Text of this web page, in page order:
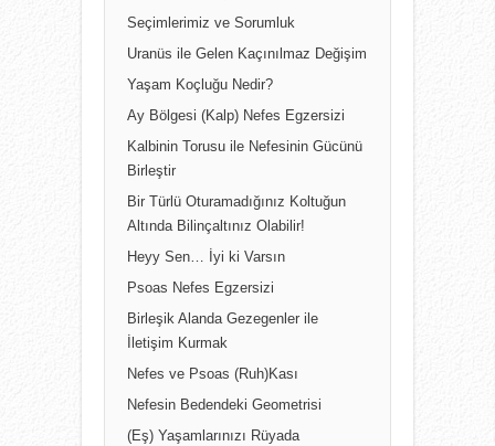
Seçimlerimiz ve Sorumluk
Uranüs ile Gelen Kaçınılmaz Değişim
Yaşam Koçluğu Nedir?
Ay Bölgesi (Kalp) Nefes Egzersizi
Kalbinin Torusu ile Nefesinin Gücünü
Birleştir
Bir Türlü Oturamadığınız Koltuğun
Altında Bilinçaltınız Olabilir!
Heyy Sen… İyi ki Varsın
Psoas Nefes Egzersizi
Birleşik Alanda Gezegenler ile
İletişim Kurmak
Nefes ve Psoas (Ruh)Kası
Nefesin Bedendeki Geometrisi
(Eş) Yaşamlarınızı Rüyada